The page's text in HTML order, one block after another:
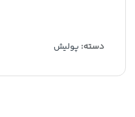
دسته: پولیش